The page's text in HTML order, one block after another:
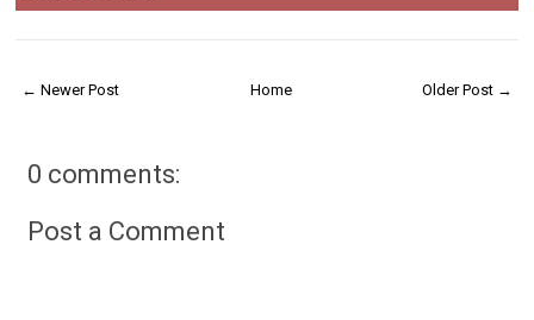
← Newer Post Older Post →
Home
0 comments:
Post a Comment